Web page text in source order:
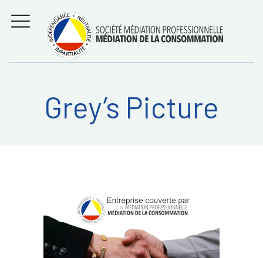
Régler les litiges
entre
consommateurs et
professionnels avec
la médiation de la
consommation
MENU
Recherche
Grey’s Picture